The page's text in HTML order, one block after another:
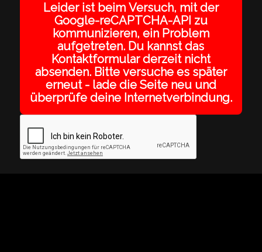
Leider ist beim Versuch, mit der
Google-reCAPTCHA-API zu
kommunizieren, ein Problem
aufgetreten. Du kannst das
Kontaktformular derzeit nicht
absenden. Bitte versuche es später
erneut - lade die Seite neu und
überprüfe deine Internetverbindung.